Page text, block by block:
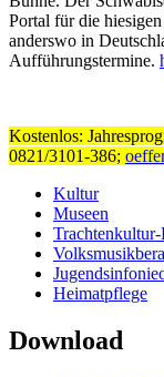
Portal für die
anderswo in
Aufführungstermine.
Kostenlos:
0821/3101-386;
Kultur
Museen
Heimatpflege
Download